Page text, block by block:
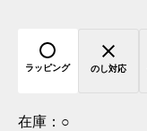
ラッピング のし対応
在庫： ○